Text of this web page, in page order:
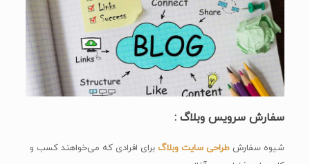
سفارش سرویس وبلاگ :
شیوه سفارش طراحی سایت وبلاگ برای افرادی که می‌خواهند کسب و